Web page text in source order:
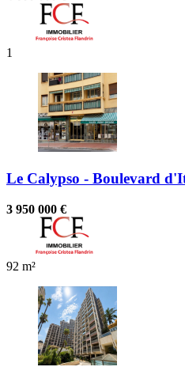
1
Le Calypso - Boulevard
3 950 000 €
92 m²